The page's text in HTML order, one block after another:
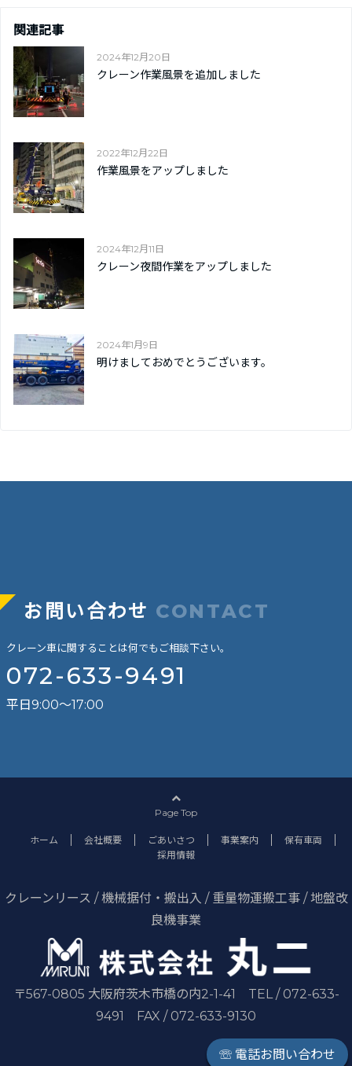
関連記事
2024年12月20日
クレーン作業風景を追加しました
2022年12月22日
作業風景をアップしました
2024年12月11日
クレーン夜間作業をアップしました
2024年1月9日
明けましておめでとうございます。
☏ 電話お問い合わせ
お問い合わせ CONTACT
クレーン車に関することは何でもご相談下さい。
072-633-9491
平日9:00～17:00
Page Top
ホーム 会社概要 ごあいさつ 事業案内
保有車両
採用情報
クレーンリース / 機械据付・搬出入 / 重量物運搬工事 / 地盤改
良機事業
〒567-0805 大阪府茨木市橋の内2-1-41 TEL / 072-633-
9491 FAX / 072-633-9130